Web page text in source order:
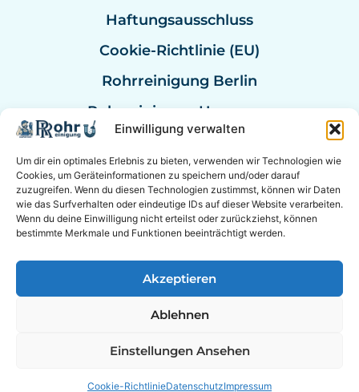
Einwilligung verwalten
Um dir ein optimales Erlebnis zu bieten, verwenden wir Technologien wie
Cookies, um Geräteinformationen zu speichern und/oder darauf
zuzugreifen. Wenn du diesen Technologien zustimmst, können wir Daten
wie das Surfverhalten oder eindeutige IDs auf dieser Website verarbeiten.
Wenn du deine Einwilligung nicht erteilst oder zurückziehst, können
bestimmte Merkmale und Funktionen beeinträchtigt werden.
Akzeptieren
Ablehnen
Einstellungen Ansehen
Cookie-RichtlinieDatenschutzImpressum
Haftungsausschluss
Cookie-Richtlinie (EU)
Rohrreinigung Berlin
Rohrreinigung Hannover
Rohrreinigung Bremen
Rohrreinigung Kassel
Rohrreinigung Mannheim
Rohrexperten Deutschland
© 2026 Experten für Sanitär & Rohrreinigung in der
Berater Empfehlung
EXPERTEN AUF SOCIAL MEDIA